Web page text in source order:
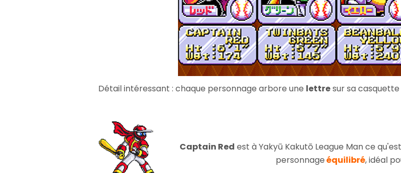
Détail intéressant : chaque personnage arbore une lettresur sa
Captain Red est à Yakyū Kakutō League Man ce
personnageéquilibré, idéal